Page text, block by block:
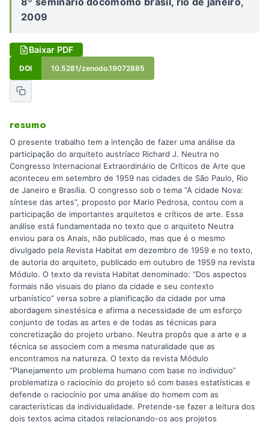
2009
Baixar PDF
DOI 10.5281/zenodo.19072885
resumo
O presente trabalho tem a intenção de fazer uma análise da
participação do arquiteto austríaco Richard J. Neutra no
Congresso Internacional Extraordinário de Críticos de Arte que
aconteceu em setembro de 1959 nas cidades de São Paulo, Rio
de Janeiro e Brasília. O congresso sob o tema “A cidade Nova:
síntese das artes”, proposto por Mario Pedrosa, contou com a
participação de importantes arquitetos e críticos de arte. Essa
análise está fundamentada no texto que o arquiteto Neutra
enviou para os Anais, não publicado, mas que é o mesmo
divulgado pela Revista Habitat em dezembro de 1959 e no texto,
de autoria do arquiteto, publicado em outubro de 1959 na revista
Módulo. O texto da revista Habitat denominado: “Dos aspectos
formais não visuais do plano da cidade e seu contexto
urbanístico” versa sobre a planificação da cidade por uma
abordagem sinestésica e afirma a necessidade de um esforço
conjunto de todas as artes e de todas as técnicas para
concretização do projeto urbano. Neutra propôs que a arte e a
técnica se associem com a mesma naturalidade que as
encontramos na natureza. O texto da revista Módulo
“Planejamento um problema humano com base no individuo”
problematiza o raciocínio do projeto só com bases estatísticas e
defende o raciocínio por uma análise do homem com as
características da individualidade. Pretende-se fazer a leitura dos
dois textos acima citados relacionando-os aos projetos